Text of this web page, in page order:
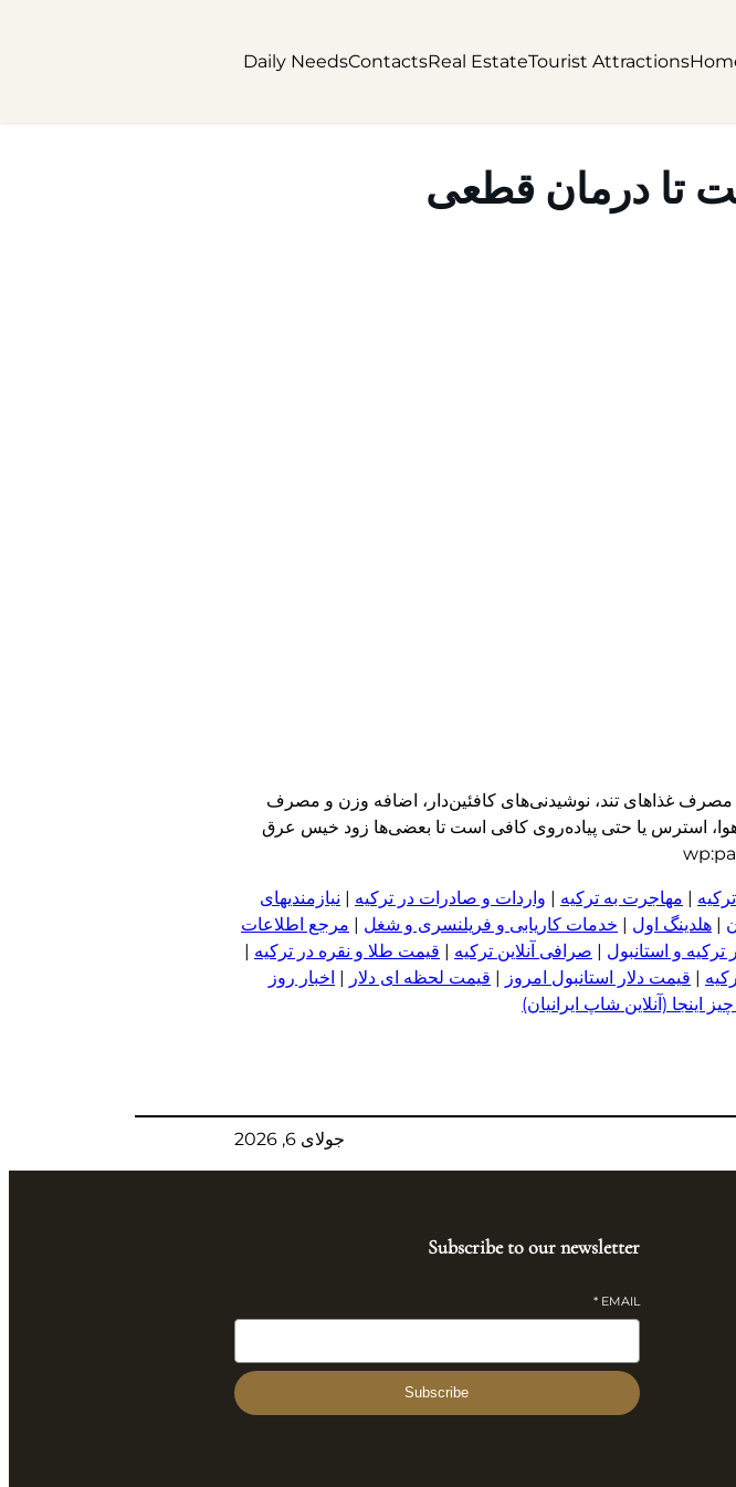
Tourist Attractions
Real Estate
Contacts
Daily Needs
تا درمان قطعی
غذاهای تند، نوشیدنی‌های کافئین‌دار، اضافه وزن و مصرف
استرس یا حتی پیاده‌روی کافی است تا بعضی‌ها زود خیس عرق
| مهاجرت به ترکیه | واردات و صادرات در ترکیه | نیازمندیهای
| هلدینگ اول | خدمات کاریابی و فریلنسری و شغل | مرجع اطلاعات
ترکیه و استانبول | صرافی آنلاین ترکیه | قیمت طلا و نقره در ترکیه |
| قیمت دلار استانبول امروز | قیمت لحظه ای دلار | اخبار روز
اینجا (آنلاین شاپ ایرانیان)
جولای 6, 2026
Subscribe to our newsletter
EMAIL
*
Subscribe